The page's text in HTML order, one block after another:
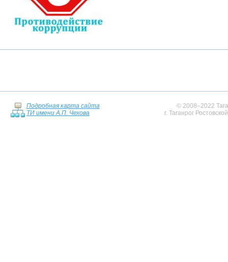
Подробная карта сайта
ТИ имени А.П. Чехова
© 2008–2022
г. Таганрог